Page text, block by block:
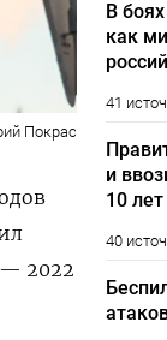
Покрас
— 2022